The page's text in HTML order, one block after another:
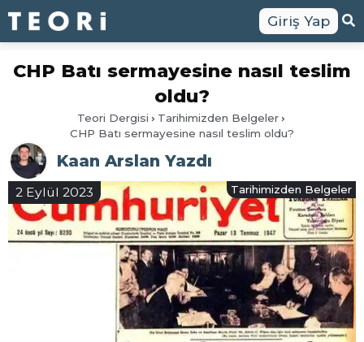
Giriş Yap
CHP Batı sermayesine nasıl teslim
oldu?
Teori Dergisi
Tarihimizden Belgeler
CHP Batı sermayesine nasıl teslim oldu?
Kaan Arslan Yazdı
2 Eylül 2023 Tarihimizden Belgeler